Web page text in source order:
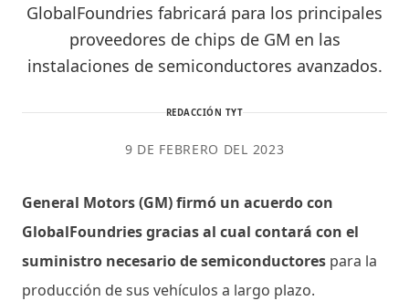
GlobalFoundries fabricará para los principales
proveedores de chips de GM en las
instalaciones de semiconductores avanzados.
REDACCIÓN TYT
9 DE FEBRERO DEL 2023
General Motors (GM) firmó un acuerdo con
GlobalFoundries gracias al cual contará con el
suministro necesario de semiconductores para la
producción de sus vehículos a largo plazo.